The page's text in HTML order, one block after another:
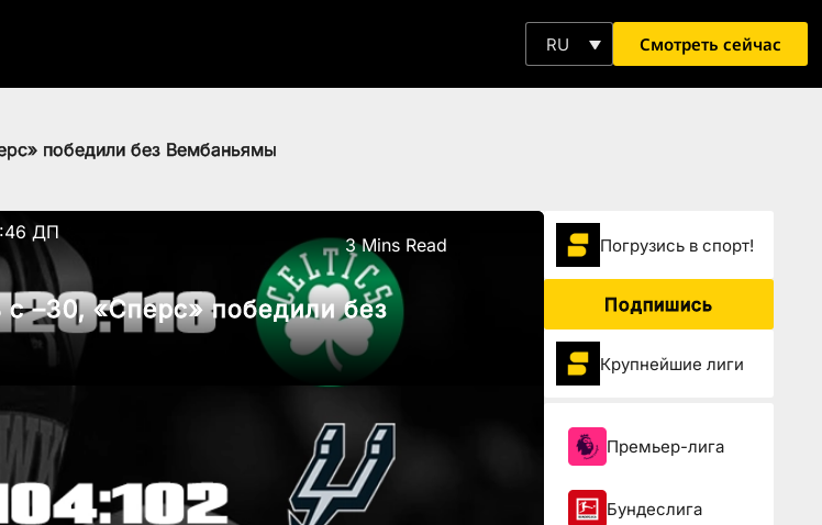
RU Смотреть сейчас
победили без Вембаньямы
ДП
3 Mins Read
с –30, «Сперс» победили без
Погрузиcь в спорт!
Подпишись
Крупнейшие лиги
Премьер-лига
Бундеслига